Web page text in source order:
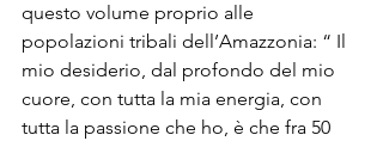
questo volume proprio alle
popolazioni tribali dell’Amazzonia: “ Il
mio desiderio, dal profondo del mio
cuore, con tutta la mia energia, con
tutta la passione che ho, è che fra 50